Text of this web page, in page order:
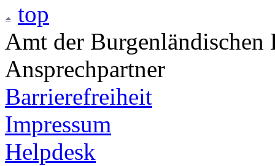
top
Amt der
Ansprechpartner
Barrierefreiheit
Impressum
Helpdesk